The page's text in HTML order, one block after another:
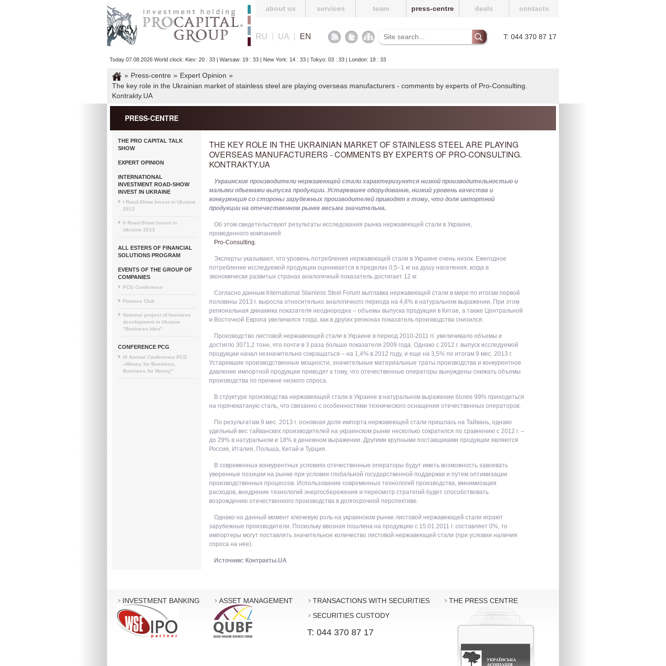
about us services team press-centre deals contacts
RU UA EN T: 044 370 87 17
Today 07.08.2026 World clock: Kiev: 20 : 33 | Warsaw: 19 : 33 | New York: 14 : 33 | Tokyo: 03 : 33 | London: 18 : 33
» Press-centre » Expert Opinion »
The key role in the Ukrainian market of stainless steel are playing overseas manufacturers - comments by experts of Pro-Consulting.
Kontrakty.UA
PRESS-CENTRE
THE PRO CAPITAL TALK
SHOW
EXPERT OPINION
INTERNATIONAL
INVESTMENT ROAD-SHOW
INVEST IN UKRAINE
I Road-Show Invest in Ukraine
2013
II Road-Show Invest in
Ukraine 2013
ALL ESTERS OF FINANCIAL
SOLUTIONS PROGRAM
EVENTS OF THE GROUP OF
COMPANIES
PCG Conference
Finance Club
National project of business
development in Ukraine
"Business Idea"
CONFERENCE PCG
III Annual Conference PCG
«Money for Business,
Business for Money"
THE KEY ROLE IN THE UKRAINIAN MARKET OF STAINLESS STEEL ARE PLAYING
OVERSEAS MANUFACTURERS - COMMENTS BY EXPERTS OF PRO-CONSULTING.
KONTRAKTY.UA
Украинские производители нержавеющей стали характеризуются низкой производительностью и
малыми объемами выпуска продукции. Устаревшее оборудование, низкий уровень качества и
конкуренция со стороны зарубежных производителей приводят к тому, что доля импортной
продукции на отечественном рынке весьма значительна.
Об этом свидетельствуют результаты исследования рынка нержавеющей стали в Украине,
проведенного компанией
Pro-Consulting.
Эксперты указывают, что уровень потребления нержавеющей стали в Украине очень низок. Ежегодное
потребление исследуемой продукции оценивается в пределах 0,5–1 кг на душу населения, когда в
экономически развитых странах аналогичный показатель достигает 12 кг.
Согласно данным International Stainless Steel Forum выплавка нержавеющей стали в мире по итогам первой
половины 2013 г. выросла относительно аналогичного периода на 4,6% в натуральном выражении. При этом
региональная динамика показателя неоднородна – объемы выпуска продукции в Китае, а также Центральной
и Восточной Европа увеличился тогда, как в других регионах показатель производства снизился.
Производство листовой нержавеющей стали в Украине в период 2010-2011 гг. увеличивало объемы и
достигло 3071,2 тонн, что почти в 3 раза больше показателя 2009 года. Однако с 2012 г. выпуск исследуемой
продукции начал незначительно сокращаться – на 1,4% в 2012 году, и еще на 3,5% по итогам 9 мес. 2013 г.
Устаревшие производственные мощности, значительные материальные траты производства и конкурентное
давление импортной продукции приводят к тому, что отечественные операторы вынуждены снижать объемы
производства по причине низкого спроса.
В структуре производства нержавеющей стали в Украине в натуральном выражении более 99% приходиться
на горячекатаную сталь, что связанно с особенностями технического оснащения отечественных операторов.
По результатам 9 мес. 2013 г. основная доля импорта нержавеющей стали пришлась на Тайвань, однако
удельный вес тайванских производителей на украинском рынке несколько сократился по сравнению с 2012 г. –
до 29% в натуральном и 18% в денежном выражении. Другими крупными поставщиками продукции являются
Россия, Италия, Польша, Китай и Турция.
В современных конкурентных условиях отечественные операторы будут иметь возможность завоевать
уверенные позиции на рынке при условии глобальной государственной поддержки и путем оптимизации
производственных процессов. Использование современных технологий производства, минимизация
расходов, внедрение технологий энергосбережения и пересмотр стратегий будет способствовать
возрождению отечественного производства в долгосрочной перспективе.
Однако на данный момент ключевую роль на украинском рынке листовой нержавеющей стали играют
зарубежные производители. Поскольку ввозная пошлина на продукцию с 15.01.2011 г. составляет 0%, то
импортеры могут поставлять значительное количество листовой нержавеющей стали (при условии наличия
спроса на нее).
Источник: Контракты.UA
INVESTMENT BANKING ASSET MANAGEMENT
TRANSACTIONS WITH SECURITIES
SECURITIES CUSTODY
T: 044 370 87 17
THE PRESS CENTRE